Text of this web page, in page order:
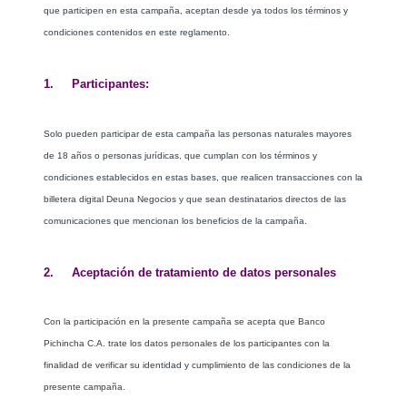
que participen en esta campaña, aceptan desde ya todos los términos y
condiciones contenidos en este reglamento.
1. Participantes:
Solo pueden participar de esta campaña las personas naturales mayores
de 18 años o personas jurídicas, que cumplan con los términos y
condiciones establecidos en estas bases, que realicen transacciones con la
billetera digital Deuna Negocios y que sean destinatarios directos de las
comunicaciones que mencionan los beneficios de la campaña.
2. Aceptación de tratamiento de datos personales
Con la participación en la presente campaña se acepta que Banco
Pichincha C.A. trate los datos personales de los participantes con la
finalidad de verificar su identidad y cumplimiento de las condiciones de la
presente campaña.